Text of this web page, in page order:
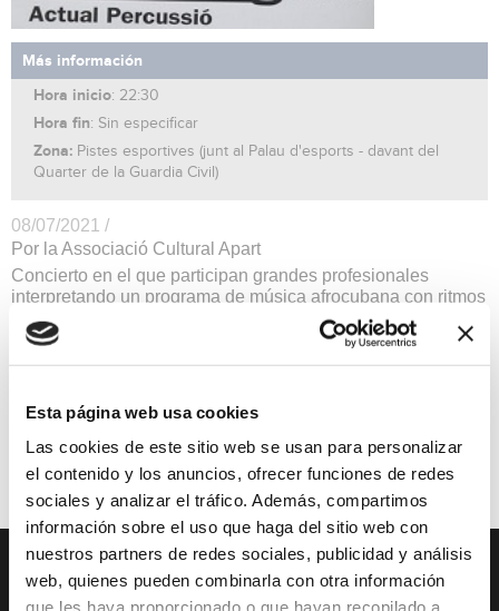
Esta página web usa cookies
Las cookies de este sitio web se usan para personalizar
el contenido y los anuncios, ofrecer funciones de redes
sociales y analizar el tráfico. Además, compartimos
información sobre el uso que haga del sitio web con
nuestros partners de redes sociales, publicidad y análisis
web, quienes pueden combinarla con otra información
que les haya proporcionado o que hayan recopilado a
Más información
Hora inicio: 22:30
Hora fin: Sin especificar
Zona: Pistes esportives (junt al Palau d'esports - davant del
Quarter de la Guardia Civil)
08/07/2021 /
Por la Associació Cultural Apart
Concierto en el que participan grandes profesionales
interpretando un programa de música afrocubana con ritmos
y sonoridades ancestrales con metales, copas de cristal y
otros elementos sugerentes y originales.
Es imprescindible registrarse previamente como medida de
lunes a jueves en horario de 8 a 14h y los viernes de 8 a
Música Precio Gratuito
DESCUBRE XÀBIA QUÉ HACER